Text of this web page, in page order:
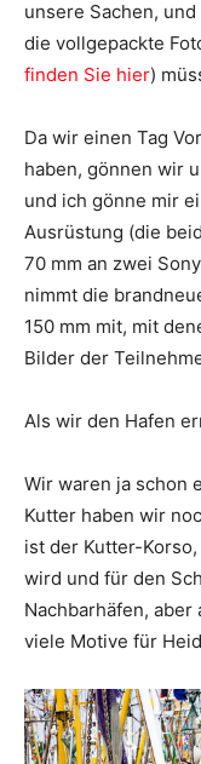
unsere Sachen,
die vollgepackte
finden Sie hier)
Da wir einen Tag
haben, gönnen wir
und ich gönne mir
Ausrüstung (die
70 mm an zwei
nimmt die
150 mm mit, mit
Bilder der
Als wir den Hafen
Wir waren ja schon
Kutter haben wir
ist der Kutter-
wird und für den
Nachbarhäfen,
viele Motive für